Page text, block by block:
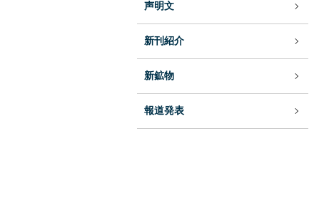
声明文
新刊紹介
新鉱物
報道発表